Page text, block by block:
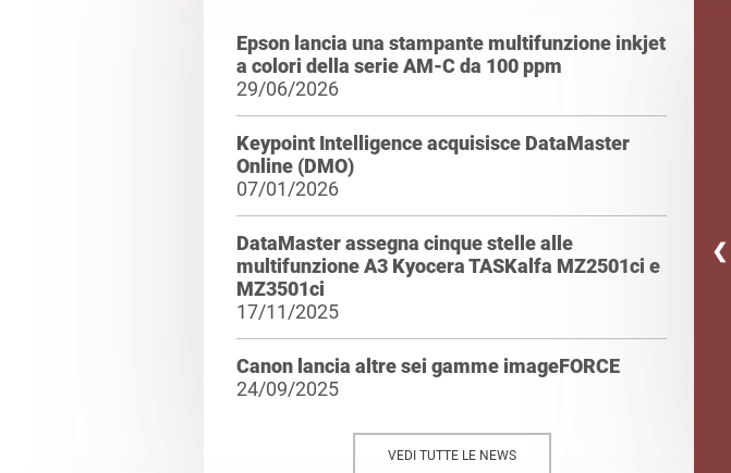
Epson lancia una stampante multifunzione inkjet
a colori della serie AM-C da 100 ppm
29/06/2026
Keypoint Intelligence acquisisce DataMaster
Online (DMO)
07/01/2026
DataMaster assegna cinque stelle alle
multifunzione A3 Kyocera TASKalfa MZ2501ci e
MZ3501ci
17/11/2025
Canon lancia altre sei gamme imageFORCE
24/09/2025
VEDI TUTTE LE NEWS
❮